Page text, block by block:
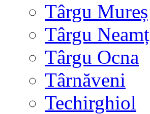
Târgu Mureș
Târgu Neamț
Târgu Ocna
Târnăveni
Techirghiol